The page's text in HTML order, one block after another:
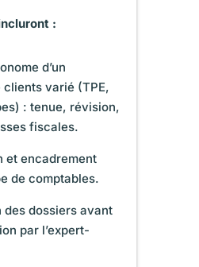
:
d’un
varié (TPE,
: tenue, révision,
fiscales.
et encadrement
de comptables.
dossiers avant
par l’expert-